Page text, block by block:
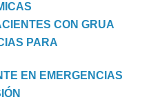
CON GRUA
PARA
EN EMERGENCIAS